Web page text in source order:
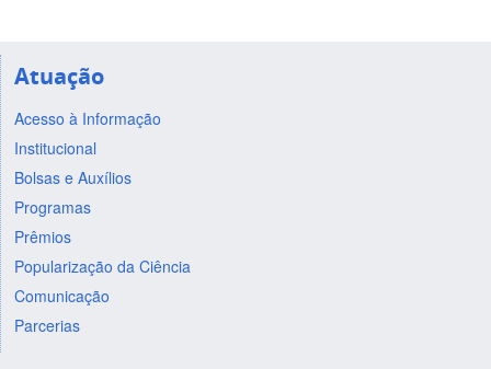
Atuação
Acesso à Informação
Institucional
Bolsas e Auxílios
Programas
Prêmios
Popularização da Ciência
Comunicação
Parcerias